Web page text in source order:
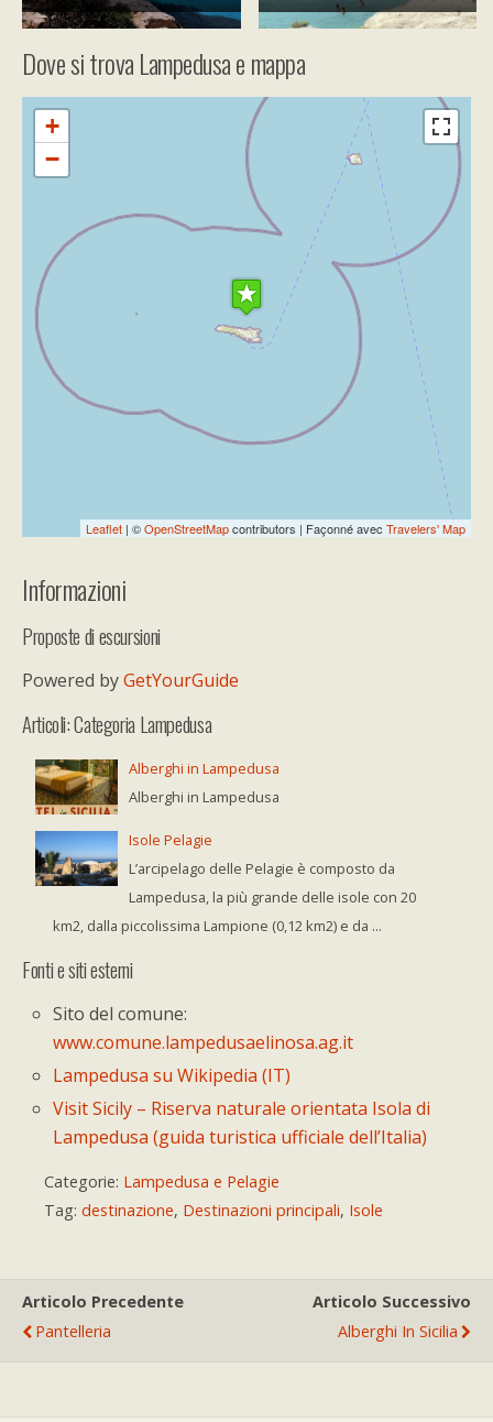
Dove si trova Lampedusa e mappa
Travelers' Map is loading...
If you see this after your page is
loaded completely, leafletJS files are
missing.
+
−
Leaflet | ©OpenStreetMapcontributors | Façonné avec Travelers' Map
Informazioni
Proposte di escursioni
Powered byGetYourGuide
Articoli: Categoria Lampedusa
Alberghi in Lampedusa
Alberghi in Lampedusa
Isole Pelagie
L’arcipelago delle Pelagie è composto da
Lampedusa, la più grande delle isole con 20
km2, dalla piccolissima Lampione (0,12 km2) e da ...
Fonti e siti esterni
Sito del comune:
www.comune.lampedusaelinosa.ag.it
Lampedusa su Wikipedia (IT)
Visit Sicily – Riserva naturale orientata Isola di
Lampedusa (guida turistica ufficiale dell’Italia)
Categorie: Lampedusa e Pelagie
Tag: destinazione, Destinazioni principali, Isole
Articolo Precedente
Pantelleria
Articolo Successivo
Alberghi In Sicilia